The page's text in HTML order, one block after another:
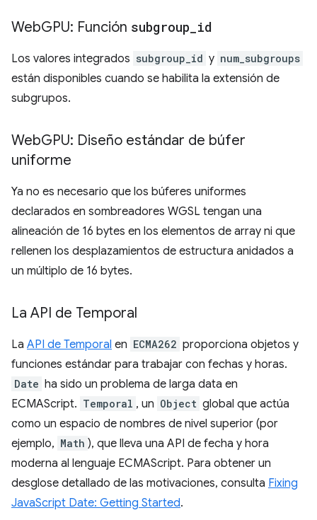
WebGPU: Función subgroup id
Los valores integrados subgroup_id y num_subgroups
están disponibles cuando se habilita la extensión de
subgrupos.
WebGPU: Diseño estándar de búfer
uniforme
Ya no es necesario que los búferes uniformes
declarados en sombreadores WGSL tengan una
alineación de 16 bytes en los elementos de array ni que
rellenen los desplazamientos de estructura anidados a
un múltiplo de 16 bytes.
La API de Temporal
La API de Temporal en ECMA262 proporciona objetos y
funciones estándar para trabajar con fechas y horas.
Date ha sido un problema de larga data en
ECMAScript. Temporal , un Object global que actúa
como un espacio de nombres de nivel superior (por
ejemplo, Math ), que lleva una API de fecha y hora
moderna al lenguaje ECMAScript. Para obtener un
desglose detallado de las motivaciones, consulta Fixing
JavaScript Date: Getting Started.